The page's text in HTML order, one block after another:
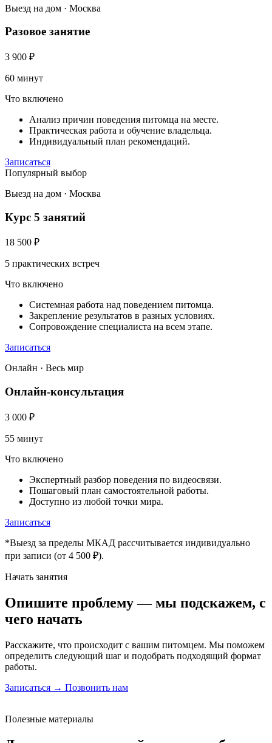
Выезд на дом · Москва
Разовое занятие
3 900 ₽
60 минут
Что включено
Анализ причин поведения питомца на месте.
Практическая работа и обучение владельца.
Индивидуальный план рекомендаций.
Записаться
Популярный выбор
Выезд на дом · Москва
Курс 5 занятий
18 500 ₽
5 практических встреч
Что включено
Системная работа над поведением питомца.
Закрепление результатов в разных условиях.
Сопровождение специалиста на всем этапе.
Записаться
Онлайн · Весь мир
Онлайн-консультация
3 000 ₽
55 минут
Что включено
Экспертный разбор поведения по видеосвязи.
Пошаговый план самостоятельной работы.
Доступно из любой точки мира.
Записаться
*Выезд за пределы МКАД рассчитывается индивидуально
при записи (от 4 500 ₽).
Начать занятия
Опишите проблему — мы подскажем, с
чего начать
Расскажите, что происходит с вашим питомцем. Мы поможем
определить следующий шаг и подобрать подходящий формат
работы.
Записаться → Позвонить нам
Полезные материалы